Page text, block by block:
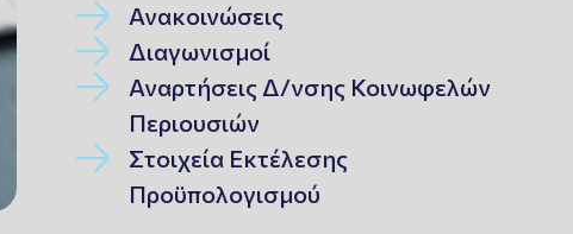
Ανακοινώσεις
Διαγωνισμοί
Αναρτήσεις Δ/νσης Κοινωφελών
Περιουσιών
Στοιχεία Εκτέλεσης
Προϋπολογισμού